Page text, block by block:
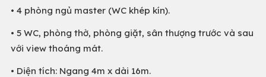
• 4 phòng ngủ master (WC khép kín).
• 5 WC, phòng thờ, phòng giặt, sân thượng trước và sau
với view thoáng mát.
• Diện tích: Ngang 4m x dài 16m.